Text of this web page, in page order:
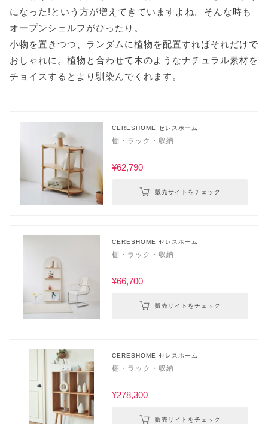
になった!という方が増えてきていますよね。そんな時も
オープンシェルフがぴったり。
小物を置きつつ、ランダムに植物を配置すればそれだけで
おしゃれに。植物と合わせて木のようなナチュラル素材を
チョイスするとより馴染んでくれます。
CERESHOME セレスホーム
棚・ラック・収納
¥62,790
販売サイトをチェック
CERESHOME セレスホーム
棚・ラック・収納
¥66,700
販売サイトをチェック
CERESHOME セレスホーム
棚・ラック・収納
¥278,300
販売サイトをチェック